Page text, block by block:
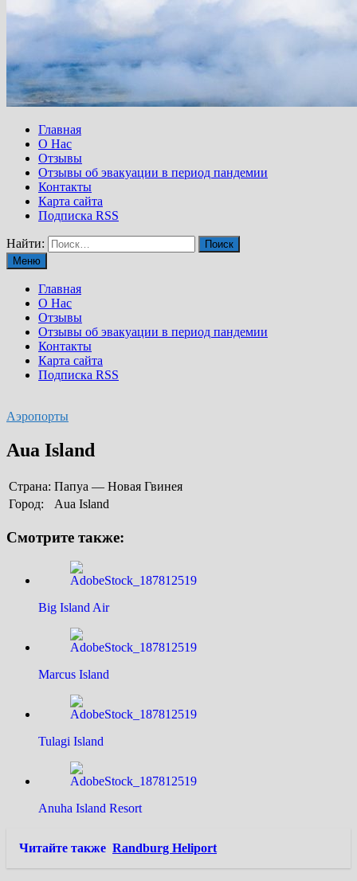
Главная
О Нас
Отзывы
Отзывы об эвакуации в период пандемии
Контакты
Карта сайта
Подписка RSS
Найти:
Меню
Главная
О Нас
Отзывы
Отзывы об эвакуации в период пандемии
Контакты
Карта сайта
Подписка RSS
Аэропорты
Aua Island
Страна: Папуа — Новая Гвинея
Город:
Aua Island
Смотрите также:
Big Island Air
Marcus Island
Tulagi Island
Anuha Island Resort
Читайте также Randburg Heliport